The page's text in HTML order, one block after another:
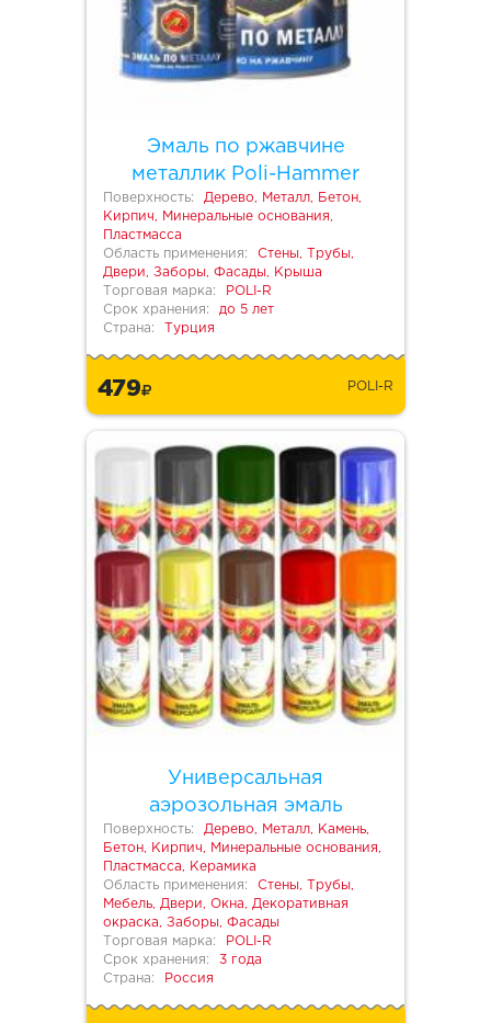
Эмаль по ржавчине
металлик Poli-Hammer
Поверхность:
Дерево, Металл, Бетон,
Кирпич, Минеральные основания,
Пластмасса
Область применения:
Стены, Трубы,
Двери, Заборы, Фасады, Крыша
Торговая марка:
POLI-R
Срок хранения:
до 5 лет
Страна:
Турция
479 POLI-R
Универсальная
аэрозольная эмаль
Поверхность:
Дерево, Металл, Камень,
Бетон, Кирпич, Минеральные основания,
Пластмасса, Керамика
Область применения:
Стены, Трубы,
Мебель, Двери, Окна, Декоративная
окраска, Заборы, Фасады
Торговая марка:
POLI-R
Срок хранения:
3 года
Страна:
Россия